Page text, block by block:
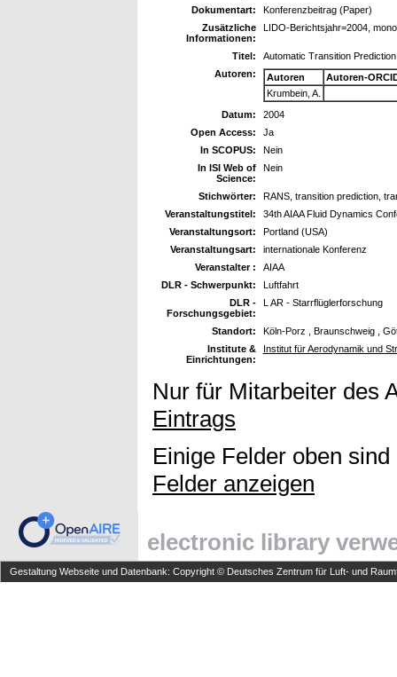
Dokumentart:
Konferenzbeitrag (Paper)
Zusätzliche
Informationen:
LIDO-Berichtsjahr=2004,
Titel:
Automatic Transition
Autoren:
Autoren
Autoren-
Krumbein, A.
Datum:
2004
Open Access:
Ja
In SCOPUS:
Nein
In ISI Web of
Science:
Nein
Stichwörter:
RANS, transition prediction,
Veranstaltungstitel:
34th AIAA Fluid Dynamics
Veranstaltungsort:
Portland (USA)
Veranstaltungsart:
internationale Konferenz
Veranstalter :
AIAA
DLR - Schwerpunkt:
Luftfahrt
DLR -
Forschungsgebiet:
L AR - Starrflüglerforschung
Standort:
Köln-Porz , Braunschweig ,
Institute &
Einrichtungen:
Institut für Aerodynamik und
Nur für Mitarbeiter des
Eintrags
Einige Felder oben
Felder anzeigen
electronic library
Gestaltung Webseite und Datenbank: Copyright © Deutsches Zentrum für Luft- und